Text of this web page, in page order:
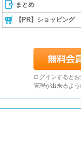
まとめ
【PR】ショッピング
ログインすると
管理が出来るよ